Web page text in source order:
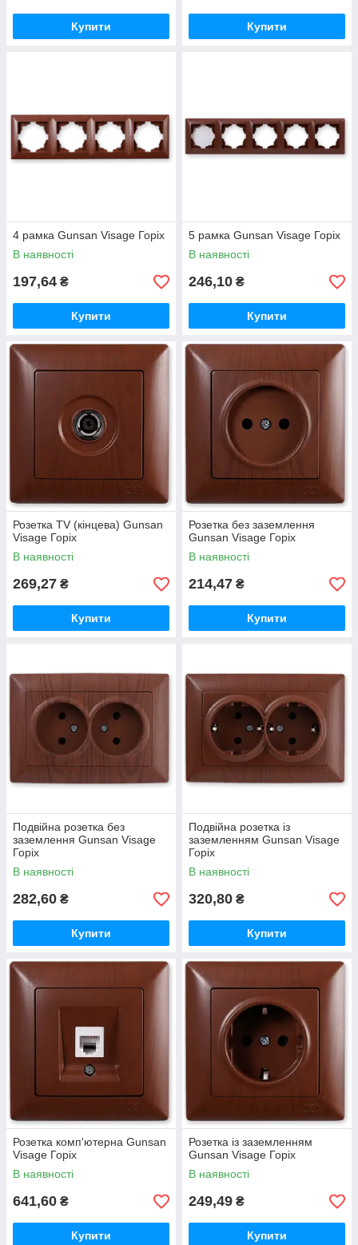
Купити Купити
4 рамка Gunsan Visage Горіх
В наявності
197,64 ₴
Купити
5 рамка Gunsan Visage Горіх
В наявності
246,10 ₴
Купити
Розетка TV (кінцева) Gunsan
Visage Горіх
В наявності
269,27 ₴
Купити
Розетка без заземлення
Gunsan Visage Горіх
В наявності
214,47 ₴
Купити
Подвійна розетка без
заземлення Gunsan Visage
Горіх
В наявності
282,60 ₴
Купити
Подвійна розетка із
заземленням Gunsan Visage
Горіх
В наявності
320,80 ₴
Купити
Розетка комп'ютерна Gunsan
Visage Горіх
В наявності
641,60 ₴
Купити
Розетка із заземленням
Gunsan Visage Горіх
В наявності
249,49 ₴
Купити